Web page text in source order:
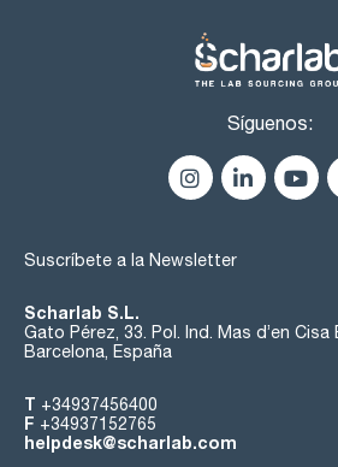
Síguenos:
Suscríbete a la Newsletter
Scharlab S.L.
Gato Pérez, 33. Pol. Ind. Mas d’en Cisa
Barcelona, España
T +34937456400
F +34937152765
helpdesk@scharlab.com